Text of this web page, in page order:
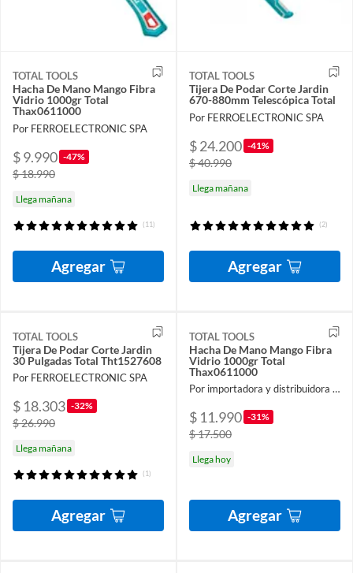
TOTAL TOOLS
Hacha De Mano Mango Fibra
Vidrio 1000gr Total
Thax0611000
Por FERROELECTRONIC SPA
$ 9.990 -47%
$ 18.990
Llega mañana
(11)
Agregar
TOTAL TOOLS
Tijera De Podar Corte Jardin
670-880mm Telescópica Total
Por FERROELECTRONIC SPA
$ 24.200 -41%
$ 40.990
Llega mañana
(2)
Agregar
TOTAL TOOLS
Tijera De Podar Corte Jardin
30 Pulgadas Total Tht1527608
Por FERROELECTRONIC SPA
$ 18.303 -32%
$ 26.990
Llega mañana
(1)
Agregar
TOTAL TOOLS
Hacha De Mano Mango Fibra
Vidrio 1000gr Total
Thax0611000
Por importadora y distribuidora ferroelectronic spa
$ 11.990 -31%
$ 17.500
Llega hoy
Agregar